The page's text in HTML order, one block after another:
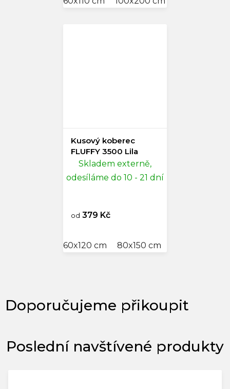
Kusový koberec
FLUFFY 3500 Lila
Skladem externě,
odesíláme do 10 - 21 dní
od 379 Kč
60x120 cm 80x150 cm
Poslední navštívené produkty